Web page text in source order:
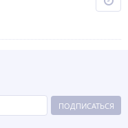
ПОДПИСАТЬСЯ